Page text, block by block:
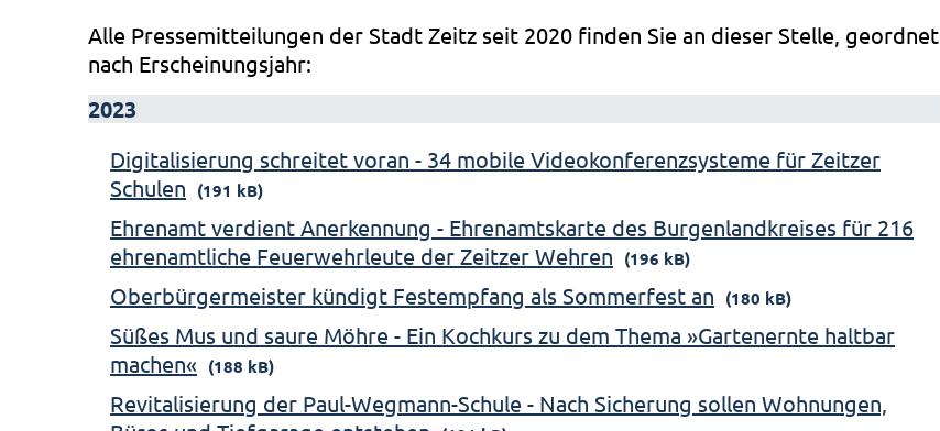
Alle Pressemitteilungen der Stadt Zeitz seit 2020 finden Sie an dieser Stelle, geordnet
nach Erscheinungsjahr:
2023
Digitalisierung schreitet voran - 34 mobile Videokonferenzsysteme für Zeitzer
Schulen (191 kB)
Ehrenamt verdient Anerkennung - Ehrenamtskarte des Burgenlandkreises für 216
ehrenamtliche Feuerwehrleute der Zeitzer Wehren (196 kB)
Oberbürgermeister kündigt Festempfang als Sommerfest an (180 kB)
Süßes Mus und saure Möhre - Ein Kochkurs zu dem Thema »Gartenernte haltbar
machen« (188 kB)
Revitalisierung der Paul-Wegmann-Schule - Nach Sicherung sollen Wohnungen,